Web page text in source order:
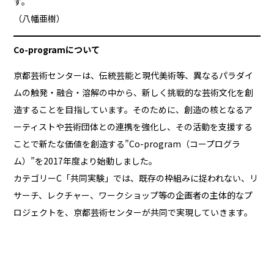
（八幡亜樹）
Co-programについて
京都芸術センターは、伝統芸能と現代美術等、異なるパラダイ
ムの触発・融合・溶解の中から、新しく挑戦的な芸術文化を創
造することを目指しています。そのために、創造の核となるア
ーティストや芸術団体との連携を強化し、その活動を支援する
ことで新たな価値を創造する”Co-program（コープログラ
ム）”を2017年度より始動しました。
カテゴリーC「共同実験」では、既存の枠組みに捉われない、リ
サーチ、レクチャー、ワークショップ等の企画者の主体的なプ
ロジェクトを、京都芸術センターが共同で実現していきます。